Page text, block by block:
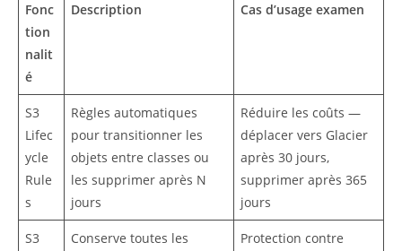
Fonc
tion
nalit
é
Description Cas d’usage examen
S3
Lifec
ycle
Rule
s
Règles automatiques
pour transitionner les
objets entre classes ou
les supprimer après N
jours
Réduire les coûts —
déplacer vers Glacier
après 30 jours,
supprimer après 365
jours
S3
Conserve toutes les
Protection contre